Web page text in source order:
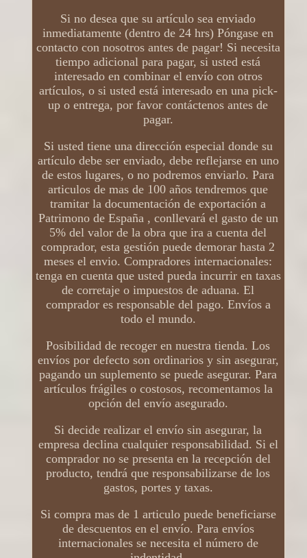
Si no desea que su artículo sea enviado
inmediatamente (dentro de 24 hrs) Póngase en
contacto con nosotros antes de pagar! Si necesita
tiempo adicional para pagar, si usted está
interesado en combinar el envío con otros
artículos, o si usted está interesado en una pick-
up o entrega, por favor contáctenos antes de
pagar.
Si usted tiene una dirección especial donde su
artículo debe ser enviado, debe reflejarse en uno
de estos lugares, o no podremos enviarlo. Para
articulos de mas de 100 años tendremos que
tramitar la documentación de exportación a
Patrimono de España , conllevará el gasto de un
5% del valor de la obra que ira a cuenta del
comprador, esta gestión puede demorar hasta 2
meses el envio. Compradores internacionales:
tenga en cuenta que usted pueda incurrir en taxas
de corretaje o impuestos de aduana. El
comprador es responsable del pago. Envíos a
todo el mundo.
Posibilidad de recoger en nuestra tienda. Los
envíos por defecto son ordinarios y sin asegurar,
pagando un suplemento se puede asegurar. Para
artículos frágiles o costosos, recomentamos la
opción del envío asegurado.
Si decide realizar el envío sin asegurar, la
empresa declina cualquier responsabilidad. Si el
comprador no se presenta en la recepción del
producto, tendrá que responsabilizarse de los
gastos, portes y taxas.
Si compra mas de 1 articulo puede beneficiarse
de descuentos en el envío. Para envíos
internacionales se necesita el número de